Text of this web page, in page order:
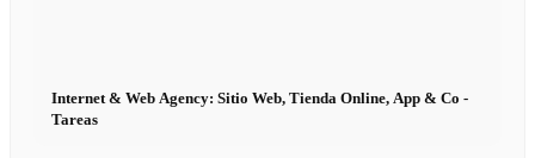
Internet & Web Agency: Sitio Web, Tienda Online, App & Co -
Tareas